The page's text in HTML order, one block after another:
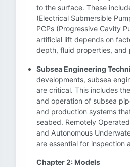
to the surface. These
(Electrical Submersible
PCPs (Progressive Cavity
artificial lift depends on
depth, fluid properties, and
Subsea Engineering
developments, subsea
are critical. This includes
and operation of subsea
and production systems
seabed. Remotely
and Autonomous
are essential for inspection
Chapter 2: Models